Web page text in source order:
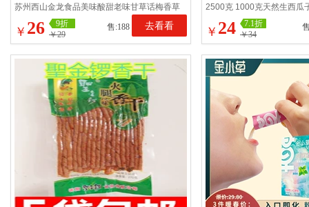
苏州西山金龙食品美味酸甜老味甘草话梅香草
话梅500g包邮蜜饯果脯
￥ 26
9折
￥29
售:188 去看看
2500克 1000克天然生西瓜
农家自种黑大片 小片
￥ 24
7.1折
￥34